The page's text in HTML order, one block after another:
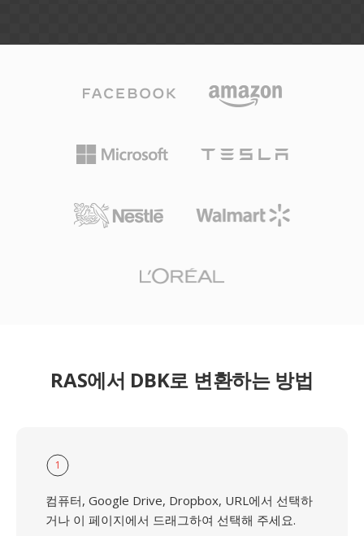
RAS에서 DBK로 변환하는 방법
1
컴퓨터, Google Drive, Dropbox, URL에서 선택하
거나 이 페이지에서 드래그하여 선택해 주세요.